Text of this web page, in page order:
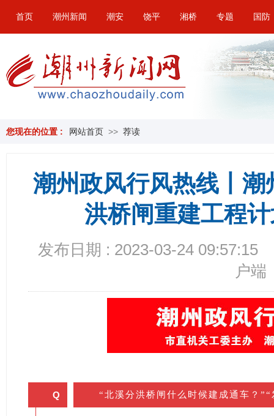
首页 潮州新闻 潮安 饶平 湘桥 专题 国防
您现在的位置 : 网站首页 >> 荐读
潮州政风行风热线丨
洪桥闸重建工程
发布日期 : 2023-03-24 09:57:15
户端
Q “北溪分洪桥闸什么时候建成通车？